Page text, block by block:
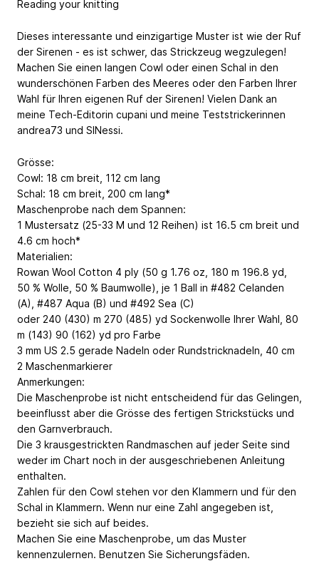
Reading your knitting
Dieses interessante und einzigartige Muster ist wie der Ruf
der Sirenen - es ist schwer, das Strickzeug wegzulegen!
Machen Sie einen langen Cowl oder einen Schal in den
wunderschönen Farben des Meeres oder den Farben Ihrer
Wahl für Ihren eigenen Ruf der Sirenen! Vielen Dank an
meine Tech-Editorin cupani und meine Teststrickerinnen
andrea73 und SINessi.
Grösse:
Cowl: 18 cm breit, 112 cm lang
Schal: 18 cm breit, 200 cm lang*
Maschenprobe nach dem Spannen:
1 Mustersatz (25-33 M und 12 Reihen) ist 16.5 cm breit und
4.6 cm hoch*
Materialien:
Rowan Wool Cotton 4 ply (50 g 1.76 oz , 180 m 196.8 yd
50 % Wolle, 50 % Baumwolle), je 1 Ball in #482 Celanden
(A), #487 Aqua (B) und #492 Sea (C)
oder 240 (430) m 270 (485) yd Sockenwolle Ihrer Wahl, 80
m (143) 90 (162) yd pro Farbe
3 mm US 2.5 gerade Nadeln oder Rundstricknadeln, 40 cm
2 Maschenmarkierer
Anmerkungen:
Die Maschenprobe ist nicht entscheidend für das Gelingen,
beeinflusst aber die Grösse des fertigen Strickstücks und
den Garnverbrauch.
Die 3 krausgestrickten Randmaschen auf jeder Seite sind
weder im Chart noch in der ausgeschriebenen Anleitung
enthalten.
Zahlen für den Cowl stehen vor den Klammern und für den
Schal in Klammern. Wenn nur eine Zahl angegeben ist,
bezieht sie sich auf beides.
Machen Sie eine Maschenprobe, um das Muster
kennenzulernen. Benutzen Sie Sicherungsfäden.